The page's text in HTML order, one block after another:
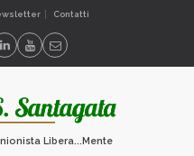
Contatti
Libera...Mente